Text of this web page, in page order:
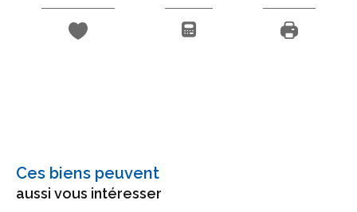
Ces biens peuvent
aussi vous intéresser